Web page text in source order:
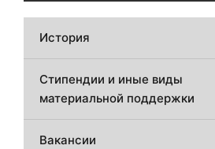
История
Стипендии и иные виды
материальной поддержки
Вакансии